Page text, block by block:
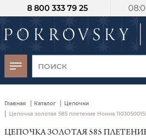
8 800 333 79 25
Главная | Каталог | Цепочки
| Цепочка золотая 585 плетение Нонна
ЦЕПОЧКА ЗОЛОТАЯ 585
-30%
от 15 дней с
момента оплаты